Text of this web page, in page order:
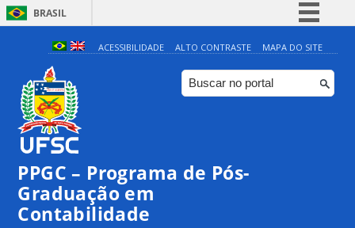
BRASIL
Simplifique!
Comunica BR
Participe
Canais
ACESSIBILIDADE ALTO CONTRASTE MAPA DO SITE
PPGC – Programa de Pós-
Graduação em
Contabilidade